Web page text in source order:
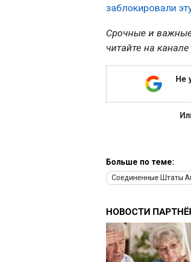
заблокировали
Срочные и
читайте на канале
Не
Больше по теме:
Соединенные Штаты